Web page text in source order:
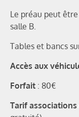
Le préau peut
salle B.
Tables et bancs
Accès aux
Forfait : 80€
Tarif